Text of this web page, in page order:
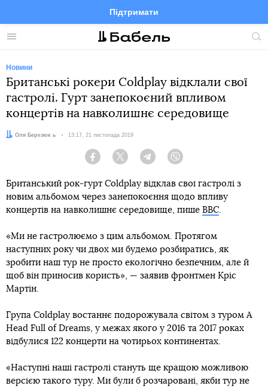
Меню
Підтримати
FacebookTelegramTwitter
Новини
Британські рокери Coldplay відклали свої
гастролі. Гурт занепокоєний впливом
концертів на навколишнє середовище
Автор:
Оля Березюк ь Дата:
13:17, 21 листопада 2019
Facebook Twitter Telegram
Британський рок-гурт Coldplay відклав свої гастролі з
новим альбомом через занепокоєння щодо впливу
концертів на навколишнє середовище, пише BBC.
«Ми не гастролюємо з цим альбомом. Протягом
наступних року чи двох ми будемо розбиратись, як
зробити наш тур не просто екологічно безпечним, але й
щоб він приносив користь», — заявив фронтмен Кріс
Мартін.
Група Coldplay востаннє подорожувала світом з туром A
Head Full of Dreams, у межах якого у 2016 та 2017 роках
відбулися 122 концерти на чотирьох континентах.
«Наступні наші гастролі стануть ще кращою можливою
версією такого туру. Ми були б розчаровані, якби тур не